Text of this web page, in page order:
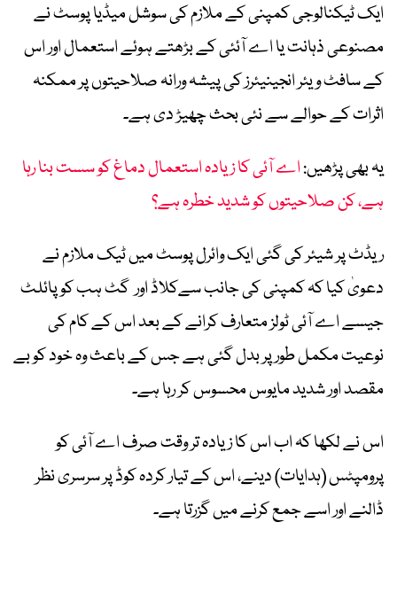
ایک ٹیکنالوجی کمپنی کے ملازم کی سوشل میڈیا پوسٹ نے
مصنوعی ذہانت یا اے آئئی کے بڑھتے ہوئے استعمال اور اس
کے سافٹ ویئر انجینیئرز کی پیشہ ورانہ صلاحیتوں پر ممکنہ
اثرات کے حوالے سے نئی بحث چھیڑ دی ہے۔
یہ بھی پڑھیں:اے آئی کا زیادہ استعمال دماغ کو سست بنا رہا
ہے، کن صلاحیتوں کو شدید خطرہ ہے؟
ریڈٹ پر شیئر کی گئی ایک وائرل پوسٹ میں ٹیک ملازم نے
دعویٰ کیا کہ کمپنی کی جانب سےکلاڈ اور گٹ ہب کوپائلٹ
جیسے اے آئی ٹولز متعارف کرانے کے بعد اس کے کام کی
نوعیت مکمل طور پر بدل گئی ہے جس کے باعث وہ خود کو بے
مقصد اور شدید مایوس محسوس کر رہا ہے۔
اس نے لکھا کہ اب اس کا زیادہ تر وقت صرف اے آئی کو
پرومپٹس (ہدایات) دینے، اس کے تیار کردہ کوڈ پر سرسری نظر
ڈالنے اور اسے جمع کرنے میں گزرتا ہے۔